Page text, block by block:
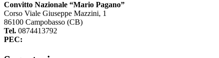
Convitto Nazionale “Mario Pagano”
Corso Viale Giuseppe Mazzini, 1
86100 Campobasso (CB)
Tel. 0874413792
PEC: